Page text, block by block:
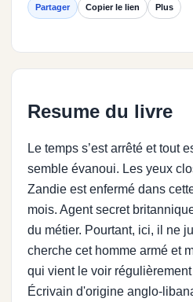
Partager Copier le lien Plus
Resume du livre
Le temps s’est arrêté et tout
semble évanoui. Les yeux
Zandie est enfermé dans
mois. Agent secret
du métier. Pourtant, ici, il ne
cherche cet homme armé et
qui vient le voir
Écrivain d'origine anglo-